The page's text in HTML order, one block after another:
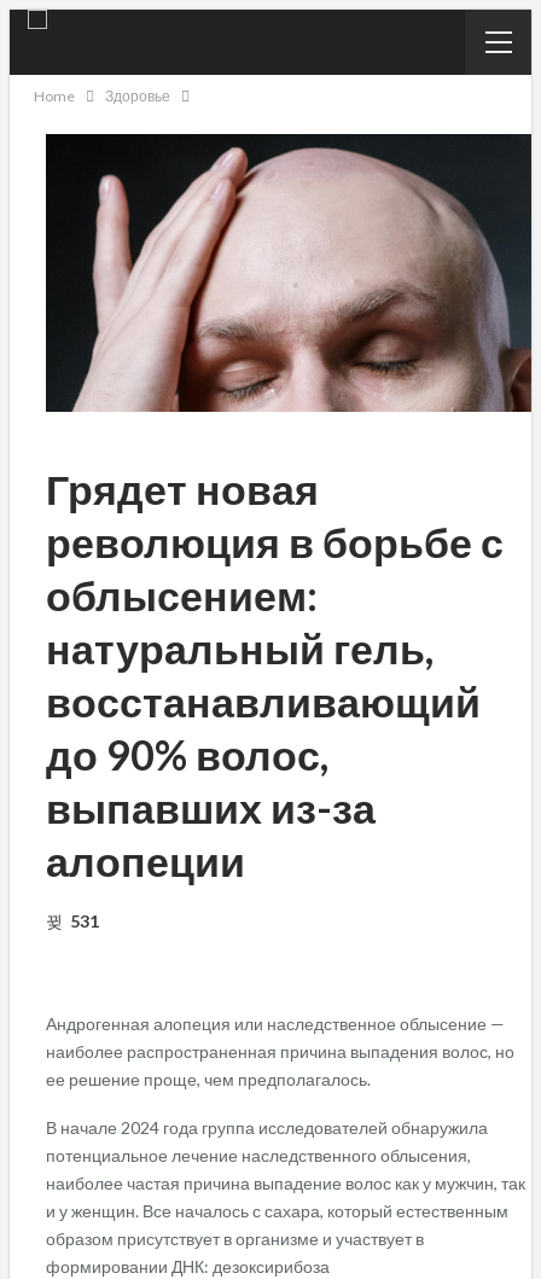
Home Здоровье
Грядет новая
революция в борьбе с
облысением:
натуральный гель,
восстанавливающий
до 90% волос,
выпавших из-за
алопеции
531
Андрогенная алопеция или наследственное облысение —
наиболее распространенная причина выпадения волос, но
ее решение проще, чем предполагалось.
В начале 2024 года группа исследователей обнаружила
потенциальное лечение наследственного облысения,
наиболее частая причина выпадение волос как у мужчин, так
и у женщин. Все началось с сахара, который естественным
образом присутствует в организме и участвует в
формировании ДНК: дезоксирибоза